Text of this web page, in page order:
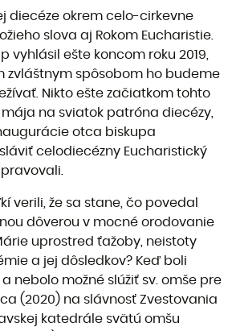
diecéze okrem celo-cirkevne
slova aj Rokom Eucharistie.
vyhlásil ešte koncom roku 2019,
zvláštnym spôsobom ho budeme
Nikto ešte začiatkom tohto
mája na sviatok patróna diecézy,
otca biskupa
celodiecézny Eucharistický
verili, že sa stane, čo povedal
dôverou v mocné orodovanie
uprostred ťažoby, neistoty
a jej dôsledkov? Keď boli
nebolo možné slúžiť sv. omše pre
(2020) na slávnosť Zvestovania
katedrále svätú omšu